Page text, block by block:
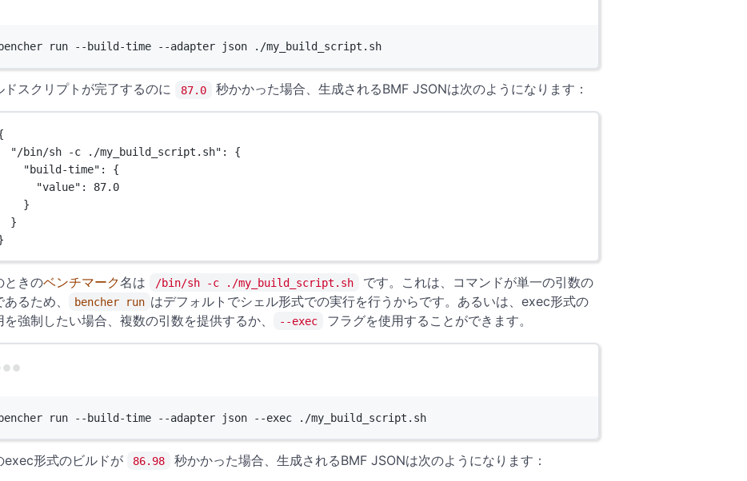
bencher run --build-time --adapter json ./my_build_script.sh
ドスクリプトが完了するのに 87.0 秒かかった場合、生成されるBMF JSONは次のようになります：
"/bin/sh -c ./my_build_script.sh" : {
"build-time" : {
"value" : 87.0
}
}
ときのベンチマーク名は /bin/sh -c ./my_build_script.sh
です。これは、コマンドが単一の引数の
るため、
bencher run はデフォルトでシェル形式での実行を行うからです。あるいは、exec形式の
を強制したい場合、複数の引数を提供するか、
--exec フラグを使用することができます。
bencher run --build-time --adapter json --exec ./my_build_script.sh
exec形式のビルドが 86.98 秒かかった場合、生成されるBMF JSONは次のようになります：